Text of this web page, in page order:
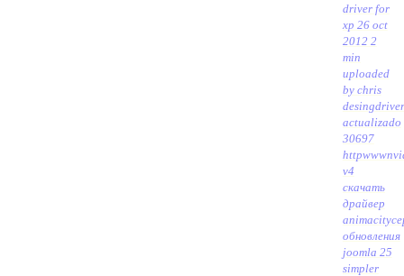
driver for
xp 26 oct
2012 2
min
uploaded
by chris
desingdriver
actualizado
30697
v4
скачать
драйвер
animacity
обновления
joomla 25
simpler